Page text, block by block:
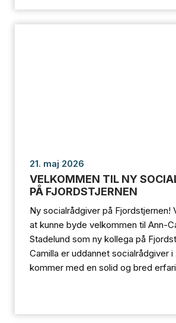
21. maj 2026
VELKOMMEN TIL NY
PÅ FJORDSTJERNEN
Ny socialrådgiver på Fjordstjernen!
at kunne byde velkommen til Ann-
Stadelund som ny kollega på
Camilla er uddannet socialrådgiver i
kommer med en solid og bred